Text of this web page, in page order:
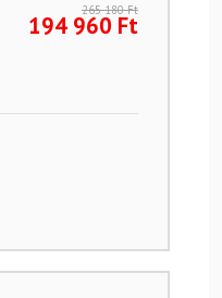
265 180Ft
194 960 Ft